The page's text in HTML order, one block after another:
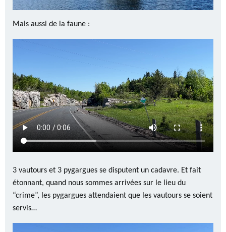
Mais aussi de la faune :
3 vautours et 3 pygargues se disputent un cadavre. Et fait
étonnant, quand nous sommes arrivées sur le lieu du
“crime”, les pygargues attendaient que les vautours se soient
servis…